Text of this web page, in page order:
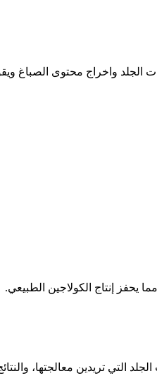
واخراج محتوى الصباغ
يحفز إنتاج الكولاجين الطبيعي.
التي تريدين معالجتها،